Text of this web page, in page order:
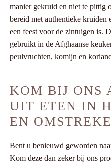
manier gekruid en niet te pittig
bereid met authentieke kruiden
een feest voor de zintuigen is.
gebruikt in de Afghaanse
peulvruchten, komijn en
KOM BIJ ONS
UIT ETEN IN
EN
Bent u benieuwd geworden
Kom deze dan zeker bij ons